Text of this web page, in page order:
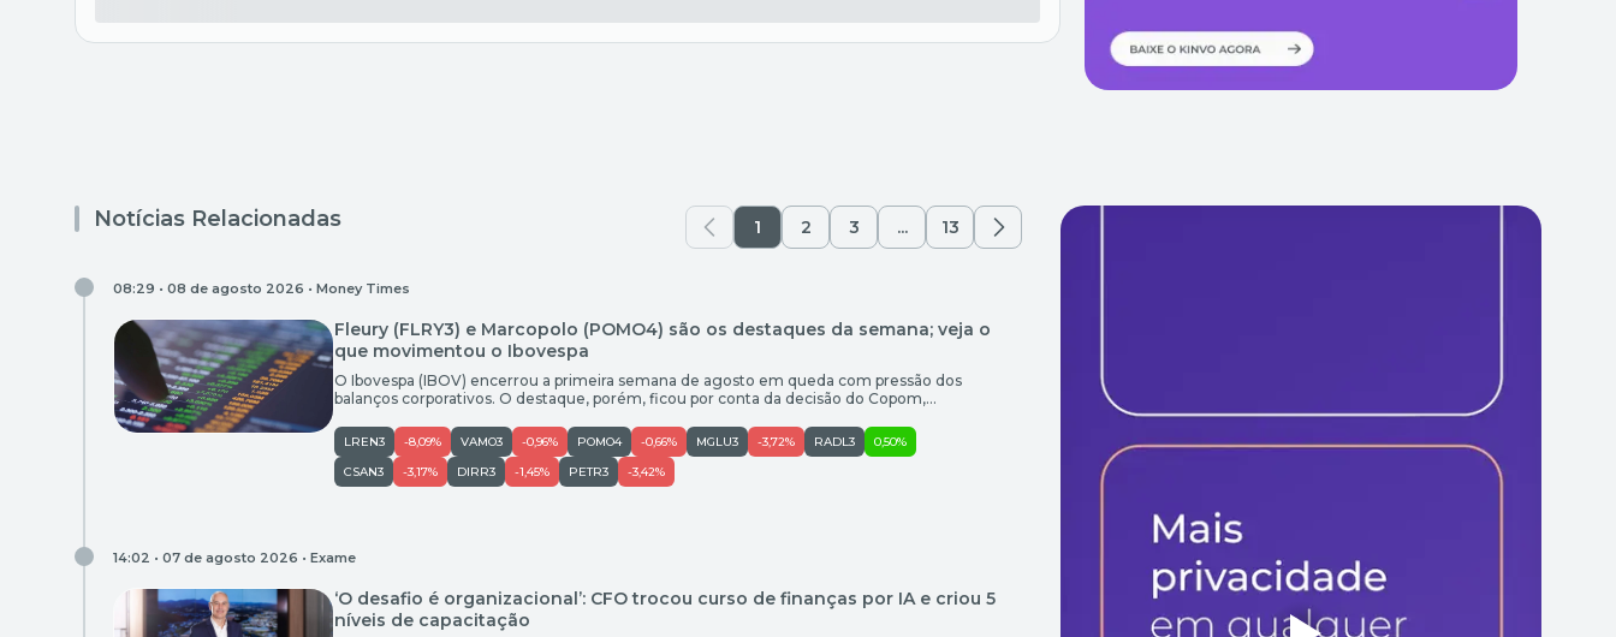
Notícias Relacionadas 1 2 3 ... 13
08:29 • 08 de agosto 2026 • Money Times
Fleury (FLRY3) e Marcopolo (POMO4) são os destaques da semana; veja o
que movimentou o Ibovespa
O Ibovespa (IBOV) encerrou a primeira semana de agosto em queda com pressão dos
balanços corporativos. O destaque, porém, ficou por conta da decisão do Copom,
desvalorização de 3,08% na semana e encerrou a última sessão aos 172.513,42 pontos. Já o
dólar à vista […]
LREN3 -8,09% VAMO3 -0,96% POMO4 -0,66% MGLU3 -3,72% RADL3
0,50%
CSAN3
-3,17% DIRR3 -1,45% PETR3 -3,42%
14:02 • 07 de agosto 2026 • Exame
‘O desafio é organizacional’: CFO trocou curso de finanças por IA e criou 5
níveis de capacitação